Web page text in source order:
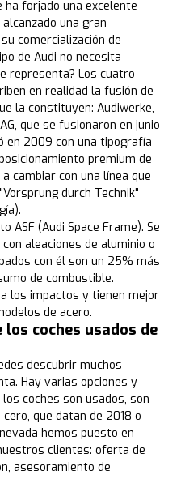
ha forjado una excelente
una gran
comercialización de
de Audi no necesita
representa? Los cuatro
en realidad la fusión de
la constituyen: Audiwerke,
que se fusionaron en junio
en 2009 con una tipografía
premium de
cambiar con una línea que
durch Technik"
ASF (Audi Space Frame). Se
aleaciones de aluminio o
con él son un 25% más
de combustible.
los impactos y tienen mejor
de acero.
coches usados de
descubrir muchos
Hay varias opciones y
coches son usados, son
que datan de 2018 o
hemos puesto en
clientes: oferta de
asesoramiento de